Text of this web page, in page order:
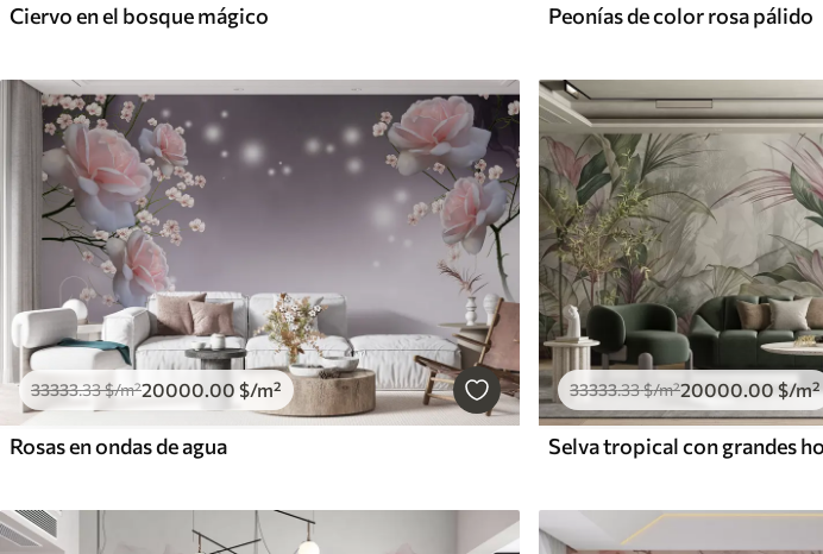
Ciervo en el bosque mágico Peonías de color rosa pálido
33333.33$/m²20000.00 $/m²
Rosas en ondas de agua
33333.33$/m²20000.00 $/m²